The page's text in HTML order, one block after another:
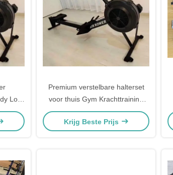
Low
Premium verstelbare halterset
voor thuis Gym Krachttraining
Fitnessapparatuur Gratis
gewichten voor bodybuilding
Krijg Beste Prijs